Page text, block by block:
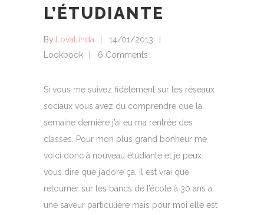
L’ÉTUDIANTE
By LovaLinda
14/01/2013
Lookbook
6 Comments
Si vous me suivez fidèlement sur les réseaux
sociaux vous avez du comprendre que la
semaine dernière j’ai eu ma rentrée des
classes. Pour mon plus grand bonheur me
voici donc à nouveau étudiante et je peux
vous dire que j’adore ça. Il est vrai que
retourner sur les bancs de l’école à 30 ans a
une saveur particulière mais pour moi elle est